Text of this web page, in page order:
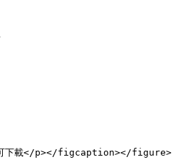
下載</p></figcaption></figure>